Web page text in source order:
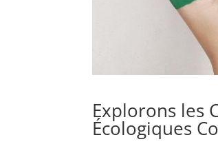
Explorons les
Écologiques